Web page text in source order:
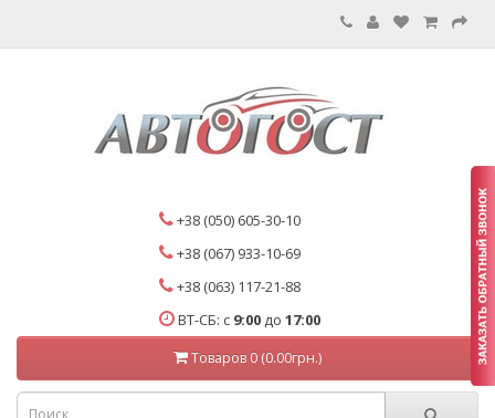
+38 (050) 605-30-10
+38 (067) 933-10-69
+38 (063) 117-21-88
ВТ-СБ: с 9:00 до 17:00
Товаров 0 (0.00грн.)